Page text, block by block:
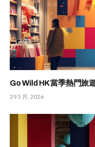
Go Wild HK 當季熱門旅
29 5 月, 2026